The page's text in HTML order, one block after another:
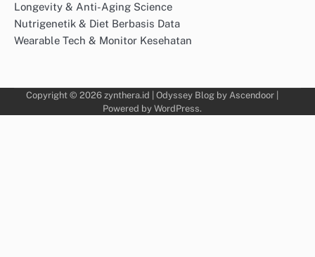
Longevity & Anti-Aging Science
Nutrigenetik & Diet Berbasis Data
Wearable Tech & Monitor Kesehatan
Copyright © 2026 zynthera.id | Odyssey Blog by Ascendoor|
Powered by WordPress.